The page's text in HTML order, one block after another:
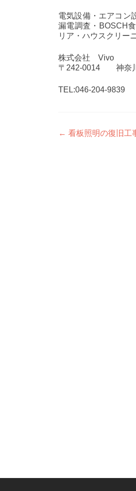
電気設備・エアコン
漏電調査・BOSCH
リア・ハウスクリー
株式会社 Vivo
〒242-0014 神奈川
TEL:046-204-9839
投
← 看板照明の復旧工